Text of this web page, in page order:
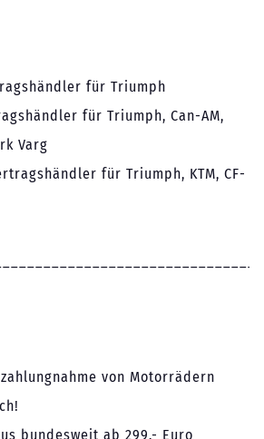
für Triumph
für Triumph, Can-AM,
Varg
für Triumph, KTM, CF-
von Motorrädern
bundesweit ab 299.- Euro